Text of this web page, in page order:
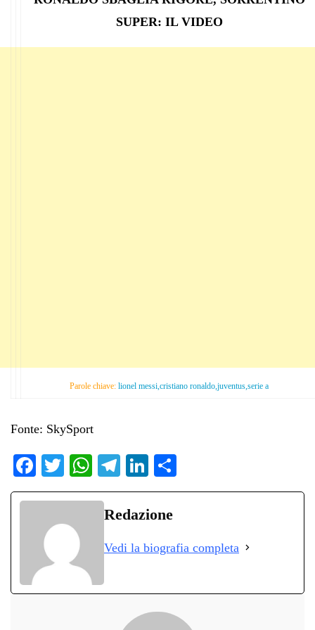
SUPER: IL VIDEO
Parole chiave: lionel messi,cristiano ronaldo,juventus,serie a
Fonte: SkySport
Fa
ce
ok
T
wi
r
W
ha
ts
pp
Te
le
gr
m
Li
nk
ed
on
di
Redazione
Vedi la biografia completa